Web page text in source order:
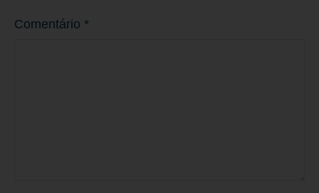
Comentário *